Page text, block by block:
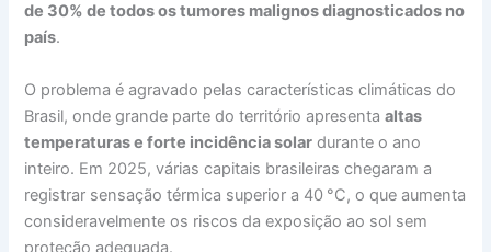
de 30% de todos os tumores malignos diagnosticados no
país.
O problema é agravado pelas características climáticas do
Brasil, onde grande parte do território apresentaaltas
temperaturas e forte incidência solar durante o ano
inteiro. Em 2025, várias capitais brasileiras chegaram a
registrar sensação térmica superior a 40 °C, o que aumenta
consideravelmente os riscos da exposição ao sol sem
proteção adequada.